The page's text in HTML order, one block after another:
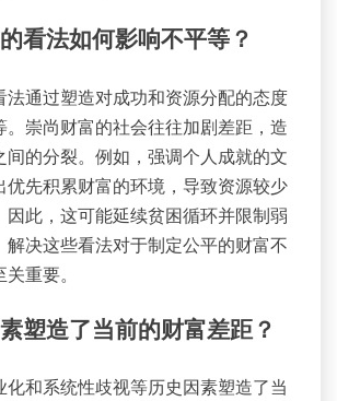
看法如何影响不平等？
法通过塑造对成功和资源分配的态度
。崇尚财富的社会往往加剧差距，造
间的分裂。例如，强调个人成就的文
优先积累财富的环境，导致资源较少
因此，这可能延续贫困循环并限制弱
解决这些看法对于制定公平的财富不
重要。
塑造了当前的财富差距？
化和系统性歧视等历史因素塑造了当